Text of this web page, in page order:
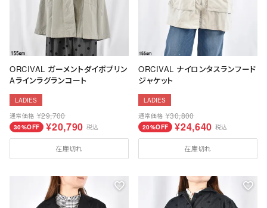
ORCIVAL ガーメントダイポプリン
Aラインラグランコート
LADIES
通常価格 ¥29,700
30%OFF ¥20,790 税込
在庫切れ
ORCIVAL ナイロンタスランフード
ジャケット
LADIES
通常価格 ¥30,800
20%OFF ¥24,640 税込
在庫切れ